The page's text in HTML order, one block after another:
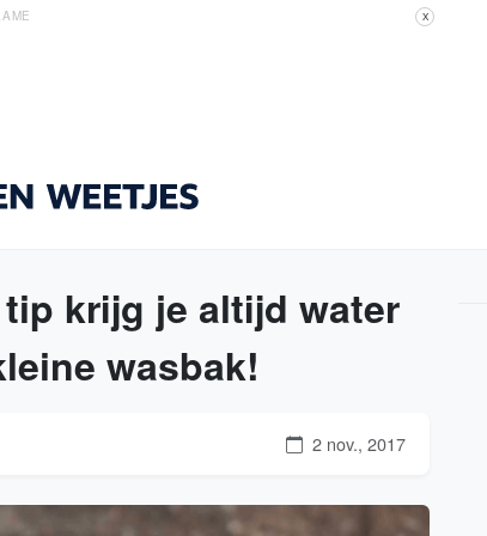
X
krijg je altijd water
wasbak!
2 nov., 2017